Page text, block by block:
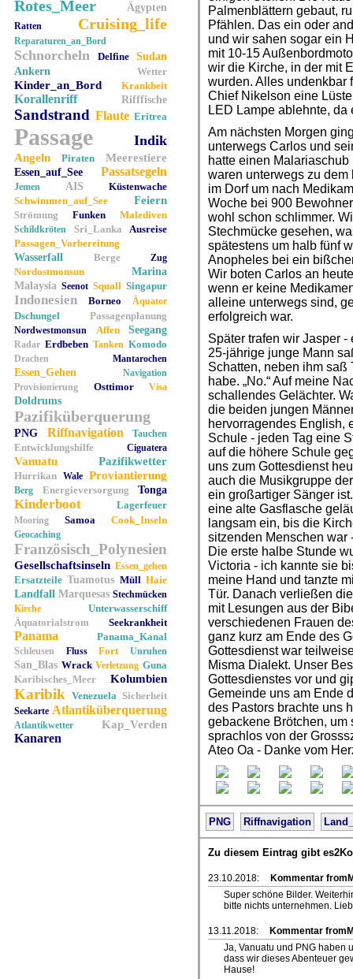
Rotes_Meer Ägypten
Ratten Cruising_life
Reparaturen_an_Bord
Schnorcheln Delfine
Sudan
Ankern
Wetter
Kinder_an_Bord Krankheit
Korallenriff Rifffische
Sandstrand Flaute Eritrea
Passage Indik
Angeln Piraten Meerestiere
Essen_auf_See Passatsegeln
Jemen AIS
Küstenwache
Schwimmen_auf_See
Feiern
Strömung Funken Malediven
Schildkröten Sri_Lanka
Ausreise
Passagen_Vorbereitung
Wasserfall
Berge Zug
Nordostmonsun
Marina
Malaysia Seenot Squall Singapur
Indonesien Borneo Äquator
Dschungel Passagenplanung
Nordwestmonsun Affen Seegang
Radar Erdbeben Tanken Komodo
Drachen Mantarochen
Essen_Gehen
Navigation
Provisionierung
Osttimor Visa
Doldrums
Pazifiküberquerung
PNG Riffnavigation Tauchen
Entwicklungshilfe Ciguatera
Vanuatu Pazifikwetter
Hurrikan Wale Proviantierung
Berg Energieversorgung Tonga
Kinderboot Lagerfeuer
Mooring Samoa Cook_Inseln
Geocaching
Französisch_Polynesien
Gesellschaftsinseln Essen_gehen
Ersatzteile Tuamotus Müll Haie
Landfall Marquesas Stechmücken
Kirche
Unterwasserschiff
Äquatorialstrom
Seekrankheit
Panama Panama_Kanal
Schleusen Fluss Fort Unruhen
San_Blas Wrack Verletzung Guna
Karibisches_Meer
Kolumbien
Karibik Venezuela Sicherheit
Seekarte Atlantiküberquerung
Atlantikwetter Kap_Verden
Kanaren
Palmenblättern gebaut,
Pfählen. Das ein oder
und wir sahen sogar ein
mit 10-15
wir die Kirche, in der mit
wurden. Alles undenkbar
Chief Nikelson eine
LED Lampe ablehnte,
Am nächsten Morgen
unterwegs Carlos und
hatte einen
waren unterwegs zu
im Dorf um nach
Woche bei 900
wohl schon schlimmer.
Stechmücke gesehen,
spätestens um halb fünf
Anopheles bei ein
Wir boten Carlos an
wenn er keine
alleine unterwegs sind,
erfolgreich war.
Später trafen wir Jasper
25-jährige junge Mann
Schatten, neben ihm saß
habe. „No.“ Auf meine
schallendes Gelächter.
die beiden jungen
hervorragendes English,
Schule - jeden Tag eine
auf die höhere Schule
uns zum Gottesdienst
auch die Musikgruppe
ein großartiger Sänger
eine alte Gasflasche
langsam ein, bis die
sitzenden Menschen war
Die erste halbe Stunde
Victoria - ich kannte sie
meine Hand und tanzte
Tür. Danach verließen
mit Lesungen aus der
verschiedenen Frauen
ganz kurz am Ende des
Gottesdienst war
Misma Dialekt. Unser
Gottesdienstes vor und
Gemeinde uns am Ende
des Pastors brachte uns
gebackene Brötchen, um
sprachlos von der
Ateo Oa - Danke vom
PNG Riffnavigation
Zu diesem Eintrag gibt
23.10.2018:
Kommentar
Super schöne Bilder.
bitte nichts unternehmen.
13.11.2018:
Kommentar
Ja, Vanuatu und PNG haben
dass wir dieses Abenteuer
Hause!